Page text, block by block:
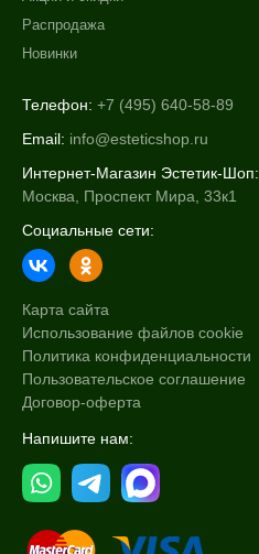
Распродажа
Новинки
Телефон: +7 (495) 640-58-89
Email: info@esteticshop.ru
Интернет-Магазин Эстетик-Шоп:
Москва, Проспект Мира, 33к1
Социальные сети:
Карта сайта
Использование файлов cookie
Политика конфиденциальности
Пользовательское соглашение
Договор-оферта
Напишите нам: